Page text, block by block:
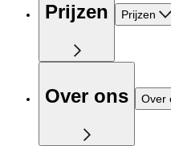
Prijzen Prijzen
Over ons Over